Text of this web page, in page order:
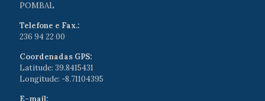
POMBAL
Telefone e Fax.:
236 94 22 00
Coordenadas GPS:
Latitude: 39.8415431
Longitude: -8.71104395
E-mail: